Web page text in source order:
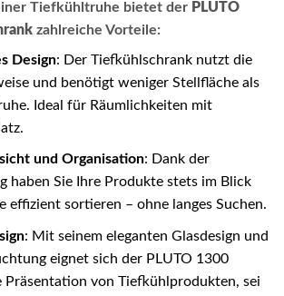
Tiefkühltruhe bietet der PLUTO
zahlreiche Vorteile:
Design: Der Tiefkühlschrank nutzt die
und benötigt weniger Stellfläche als
Ideal für Räumlichkeiten mit
und Organisation: Dank der
haben Sie Ihre Produkte stets im Blick
effizient sortieren – ohne langes Suchen.
: Mit seinem eleganten Glasdesign und
eignet sich der PLUTO 1300
von Tiefkühlprodukten, sei